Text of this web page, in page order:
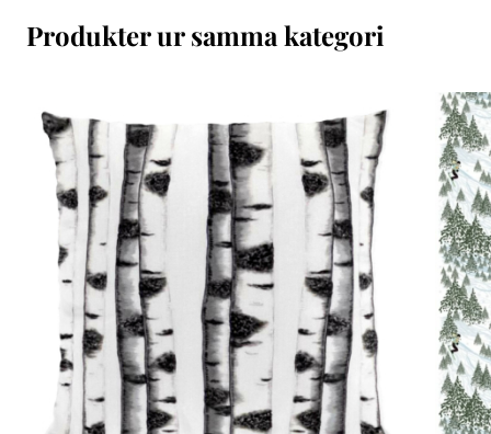
Produkter ur samma kategori